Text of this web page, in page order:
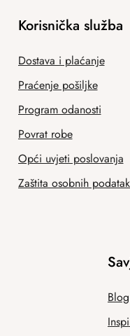
Korisnička služba
Dostava i plaćanje
Praćenje pošiljke
Program odanosti
Povrat robe
Opći uvjeti poslovanja
Zaštita osobnih
Blog